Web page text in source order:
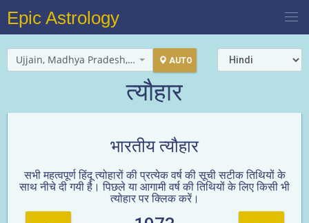
Epic Astrology
Ujjain, Madhya Pradesh, India AUTO
त्यौहार
भारतीय त्यौहार
सभी महत्वपूर्ण हिंदू त्योहारों की प्रत्येक वर्ष की सूची सटीक तिथियों के
साथ नीचे दी गयी है। पिछले या आगामी वर्ष की तिथियों के लिए किसी भी
त्योहार पर क्लिक करें।